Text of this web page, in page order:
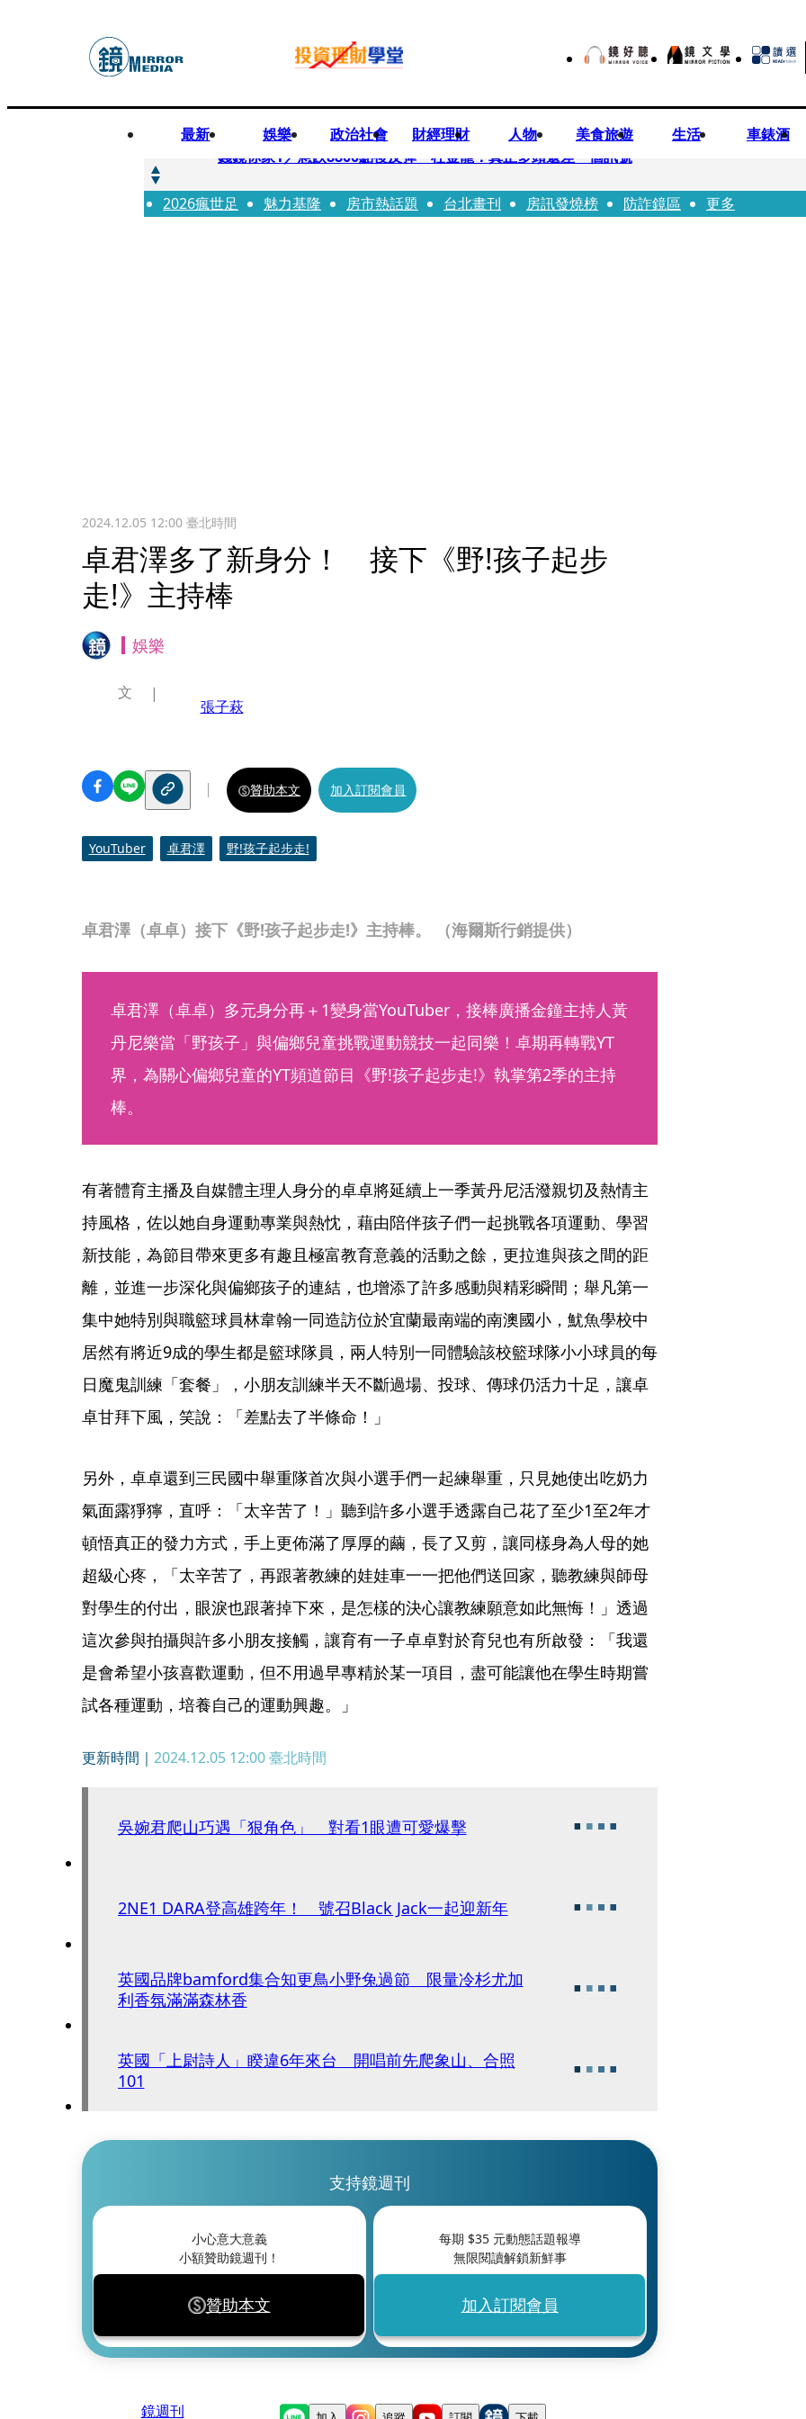
最新 娛樂 政治社會 財經理財 人物 美食旅遊 生活 車錶酒
快訊
錢鏡你家1／急跌8800點後反彈 杜金龍：真正多頭還差一個訊號
快訊
鏡大咖／一起往好命路出發 唐綺陽
2026瘋世足 魅力基隆 房市熱話題 台北畫刊 房訊發燒榜 防詐鏡區 更多
2024.12.05 12:00臺北時間
卓君澤多了新身分！ 接下《野!孩子起步
走!》主持棒
娛樂
卓君澤（卓卓）接下《野!孩子起步走!》主持棒。 （海爾斯行銷提供）
文
張子萩
贊助本文 加入訂閱會員
YouTuber 卓君澤 野!孩子起步走!
卓君澤（卓卓）多元身分再＋1變身當YouTuber，接棒廣播金鐘主持人黃
丹尼樂當「野孩子」與偏鄉兒童挑戰運動競技一起同樂！卓期再轉戰YT
界，為關心偏鄉兒童的YT頻道節目《野!孩子起步走!》執掌第2季的主持
棒。
有著體育主播及自媒體主理人身分的卓卓將延續上一季黃丹尼活潑親切及熱情主
持風格，佐以她自身運動專業與熱忱，藉由陪伴孩子們一起挑戰各項運動、學習
新技能，為節目帶來更多有趣且極富教育意義的活動之餘，更拉進與孩之間的距
離，並進一步深化與偏鄉孩子的連結，也增添了許多感動與精彩瞬間；舉凡第一
集中她特別與職籃球員林韋翰一同造訪位於宜蘭最南端的南澳國小，魷魚學校中
居然有將近9成的學生都是籃球隊員，兩人特別一同體驗該校籃球隊小小球員的每
日魔鬼訓練「套餐」，小朋友訓練半天不斷過場、投球、傳球仍活力十足，讓卓
卓甘拜下風，笑說：「差點去了半條命！」
另外，卓卓還到三民國中舉重隊首次與小選手們一起練舉重，只見她使出吃奶力
氣面露猙獰，直呼：「太辛苦了！」聽到許多小選手透露自己花了至少1至2年才
頓悟真正的發力方式，手上更佈滿了厚厚的繭，長了又剪，讓同樣身為人母的她
超級心疼，「太辛苦了，再跟著教練的娃娃車一一把他們送回家，聽教練與師母
對學生的付出，眼淚也跟著掉下來，是怎樣的決心讓教練願意如此無悔！」透過
這次參與拍攝與許多小朋友接觸，讓育有一子卓卓對於育兒也有所啟發：「我還
是會希望小孩喜歡運動，但不用過早專精於某一項目，盡可能讓他在學生時期嘗
試各種運動，培養自己的運動興趣。」
更新時間｜ 2024.12.05 12:00臺北時間
吳婉君爬山巧遇「狠角色」 對看1眼遭可愛爆擊
2NE1 DARA登高雄跨年！ 號召Black Jack一起迎新年
英國品牌bamford集合知更鳥小野兔過節 限量冷杉尤加
利香氛滿滿森林香
英國「上尉詩人」睽違6年來台 開唱前先爬象山、合照
101
支持鏡週刊
小心意大意義
小額贊助鏡週刊！
贊助本文
每期 $35元動態話題報導
無限閱讀解鎖新鮮事
加入訂閱會員
鏡週刊